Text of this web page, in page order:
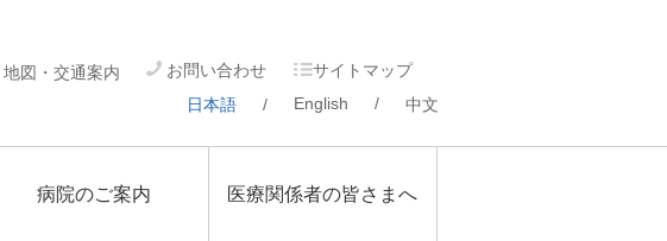
地図・交通案内 お問い合わせ
サイトマップ
日本語
/ English / 中文
病院のご案内 医療関係者の皆さまへ